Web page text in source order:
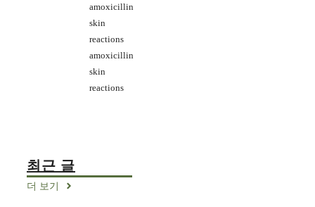
amoxicillin
skin
reactions
amoxicillin
skin
reactions
최근 글
더 보기